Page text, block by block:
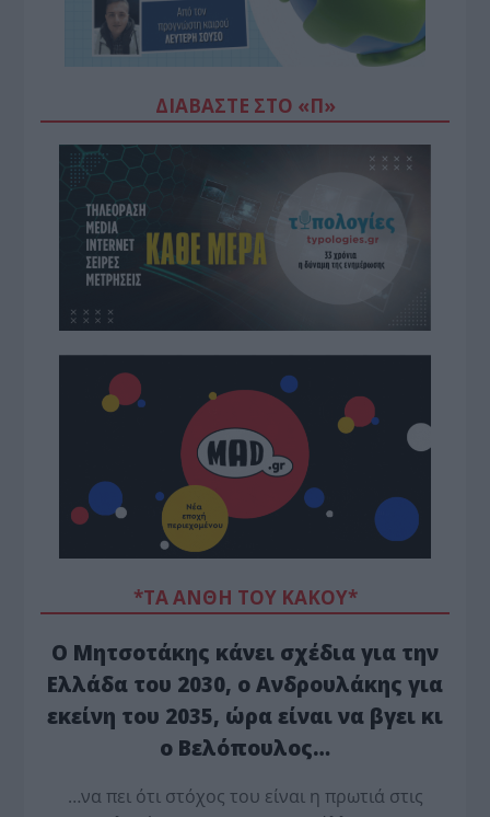
ΔΙΑΒΆΣΤΕ ΣΤΟ «Π»
*ΤΑ ΆΝΘΗ ΤΟΥ ΚΑΚΟΎ*
Ο Μητσοτάκης κάνει σχέδια για την
Ελλάδα του 2030, ο Ανδρουλάκης για
εκείνη του 2035, ώρα είναι να βγει κι
ο Βελόπουλος…
…να πει ότι στόχος του είναι η πρωτιά στις